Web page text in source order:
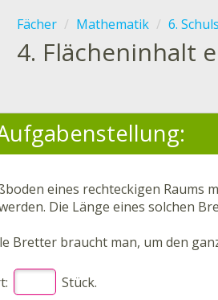
Fächer Mathematik 6.
4. Flächeninhalt
eines rechteckigen Raums
Die Länge eines solchen
Bretter braucht man, um den
Stück.